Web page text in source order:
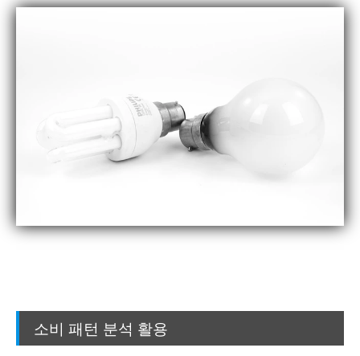
소비 패턴 분석 활용